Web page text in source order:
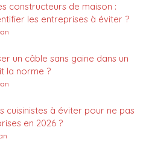
constructeurs de maison :
les entreprises à éviter ?
un câble sans gaine dans un
la norme ?
cuisinistes à éviter pour ne pas
en 2026 ?